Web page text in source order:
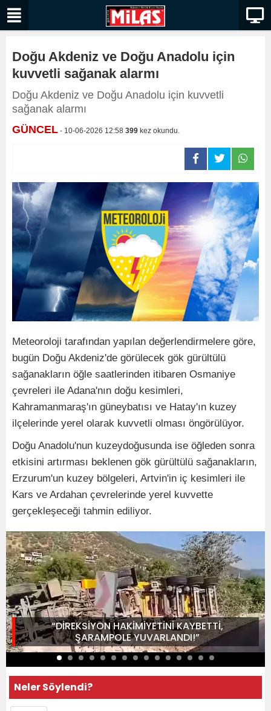
Doğu Akdeniz ve Doğu Anadolu için
kuvvetli sağanak alarmı
Doğu Akdeniz ve Doğu Anadolu için kuvvetli
sağanak alarmı
GÜNCEL - 10-06-2026 12:58 399 kez okundu.
Meteoroloji tarafından yapılan değerlendirmelere göre,
bugün Doğu Akdeniz'de görülecek gök gürültülü
sağanakların öğle saatlerinden itibaren Osmaniye
çevreleri ile Adana'nın doğu kesimleri,
Kahramanmaraş'ın güneybatısı ve Hatay'ın kuzey
ilçelerinde yerel olarak kuvvetli olması öngörülüyor.
Doğu Anadolu'nun kuzeydoğusunda ise öğleden sonra
etkisini artırması beklenen gök gürültülü sağanakların,
Erzurum'un kuzey bölgeleri, Artvin'in iç kesimleri ile
Kars ve Ardahan çevrelerinde yerel kuvvette
gerçekleşeceği tahmin ediliyor.
“DİREKSİYON HAKİMİYETİNİ KAYBETTİ,
ŞARAMPOLE YUVARLANDI!”
Neler Söylendi?